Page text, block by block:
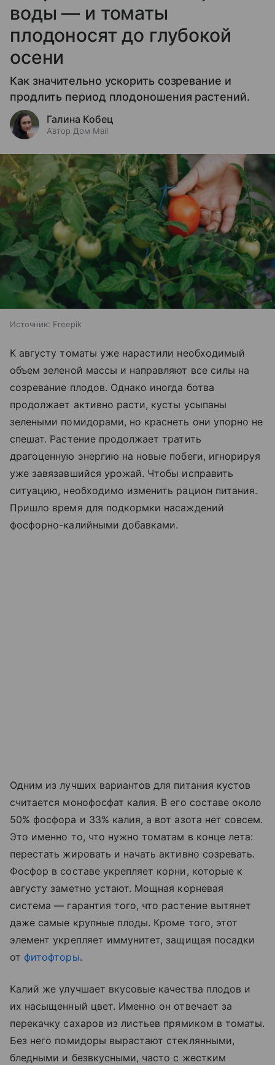
воды — и томаты
плодоносят до глубокой
осени
Как значительно ускорить созревание и
продлить период плодоношения растений.
Галина Кобец
Автор Дом Mail
Источник: Freepik
К августу томаты уже нарастили необходимый
объем зеленой массы и направляют все силы на
созревание плодов. Однако иногда ботва
продолжает активно расти, кусты усыпаны
зелеными помидорами, но краснеть они упорно не
спешат. Растение продолжает тратить
драгоценную энергию на новые побеги, игнорируя
уже завязавшийся урожай. Чтобы исправить
ситуацию, необходимо изменить рацион питания.
Пришло время для подкормки насаждений
фосфорно-калийными добавками.
Одним из лучших вариантов для питания кустов
считается монофосфат калия. В его составе около
50% фосфора и 33% калия, а вот азота нет совсем.
Это именно то, что нужно томатам в конце лета:
перестать жировать и начать активно созревать.
Фосфор в составе укрепляет корни, которые к
августу заметно устают. Мощная корневая
система — гарантия того, что растение вытянет
даже самые крупные плоды. Кроме того, этот
элемент укрепляет иммунитет, защищая посадки
от фитофторы.
Калий же улучшает вкусовые качества плодов и
их насыщенный цвет. Именно он отвечает за
перекачку сахаров из листьев прямиком в томаты.
Без него помидоры вырастают стеклянными,
бледными и безвкусными, часто с жестким